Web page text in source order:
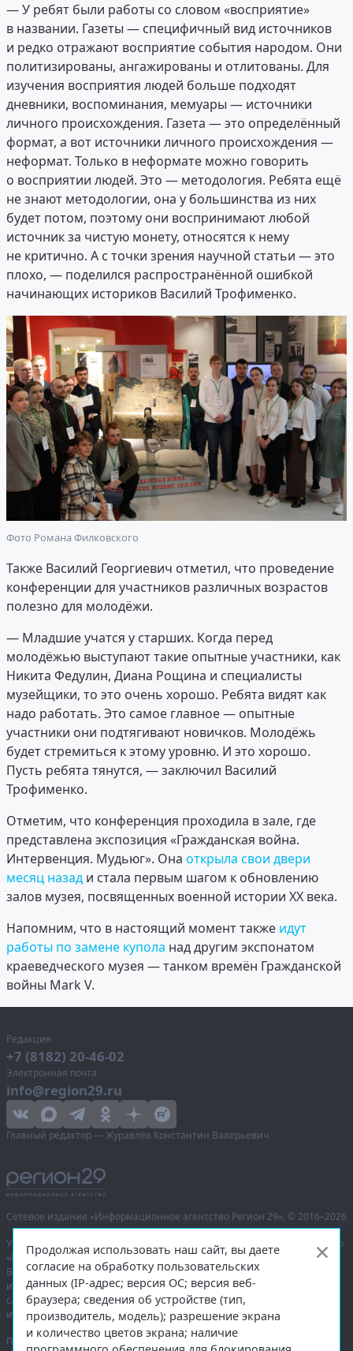
— У ребят были работы со словом «восприятие»
в названии. Газеты — специфичный вид источников
и редко отражают восприятие события народом. Они
политизированы, ангажированы и отлитованы. Для
изучения восприятия людей больше подходят
дневники, воспоминания, мемуары — источники
личного происхождения. Газета — это определённый
формат, а вот источники личного происхождения —
неформат. Только в неформате можно говорить
о восприятии людей. Это — методология. Ребята ещё
не знают методологии, она у большинства из них
будет потом, поэтому они воспринимают любой
источник за чистую монету, относятся к нему
не критично. А с точки зрения научной статьи — это
плохо, — поделился распространённой ошибкой
начинающих историков Василий Трофименко.
Фото Романа Филковского
Также Василий Георгиевич отметил, что проведение
конференции для участников различных возрастов
полезно для молодёжи.
— Младшие учатся у старших. Когда перед
молодёжью выступают такие опытные участники, как
Никита Федулин, Диана Рощина и специалисты
музейщики, то это очень хорошо. Ребята видят как
надо работать. Это самое главное — опытные
участники они подтягивают новичков. Молодёжь
будет стремиться к этому уровню. И это хорошо.
Пусть ребята тянутся, — заключил Василий
Трофименко.
Отметим, что конференция проходила в зале, где
представлена экспозиция «Гражданская война.
Интервенция. Мудьюг». Она открыла свои двери
месяц назад и стала первым шагом к обновлению
залов музея, посвященных военной истории XX века.
Напомним, что в настоящий момент также идут
работы по замене купола над другим экспонатом
краеведческого музея — танком времён Гражданской
войны Mark V.
Редакция
+7 (8182) 20-46-02
Электронная почта
info@region29.ru
Главный редактор — Журавлёв Константин Валерьевич
Сетевое издание «Информационное агентство Регион 29», © 2016–2026
Учредитель — общество с ограниченной ответственностью «Агентство
«Правда Севера».
Выписка из реестра зарегистрированных средств массовой
информации:ЭЛ № ФС 77-74226от 09.11.2018 выдано Федеральной
службой по надзору в сфере связи, информационных технологий
и массовых коммуникаций (Роскомнадзор).
При полном или частичном использовании любых материалов
Продолжая использовать наш сайт, вы даете
согласие на обработку пользовательских
данных (IP-адрес; версия ОС; версия веб-
браузера; сведения об устройстве (тип,
производитель, модель); разрешение экрана
и количество цветов экрана; наличие